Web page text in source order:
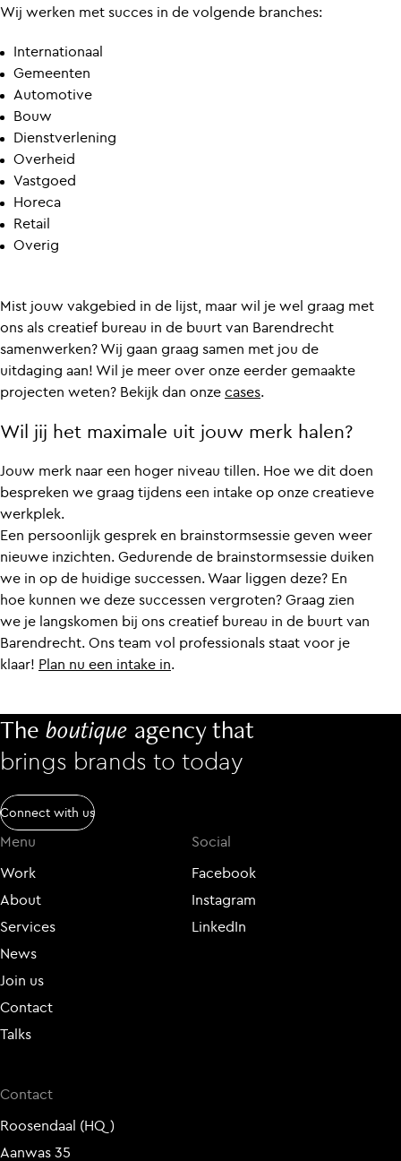
Wij werken met succes in de volgende branches:
Internationaal
Gemeenten
Automotive
Bouw
Dienstverlening
Overheid
Vastgoed
Horeca
Retail
Overig
Mist jouw vakgebied in de lijst, maar wil je wel graag met
ons als creatief bureau in de buurt van Barendrecht
samenwerken? Wij gaan graag samen met jou de
uitdaging aan! Wil je meer over onze eerder gemaakte
projecten weten? Bekijk dan onze cases.
Wil jij het maximale uit jouw merk halen?
Jouw merk naar een hoger niveau tillen. Hoe we dit doen
bespreken we graag tijdens een intake op onze creatieve
werkplek.
Een persoonlijk gesprek en brainstormsessie geven weer
nieuwe inzichten. Gedurende de brainstormsessie duiken
we in op de huidige successen. Waar liggen deze? En
hoe kunnen we deze successen vergroten? Graag zien
we je langskomen bij ons creatief bureau in de buurt van
Barendrecht. Ons team vol professionals staat voor je
klaar! Plan nu een intake in.
The boutique agency that
brings brands to today
Connect with us
Menu
Work
About
Services
News
Join us
Contact
Talks
Social
Facebook
Instagram
LinkedIn
Contact
Roosendaal (HQ)
Aanwas 35